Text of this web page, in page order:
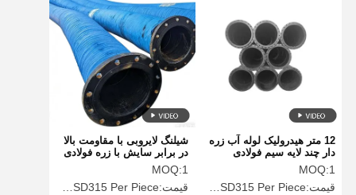
شیلنگ لایروبی با مقاومت بالا
در برابر سایش با زره فولادی
و عمر طولانی
MOQ:1
قیمت:USD70 to USD315 Per Piece
12 متر هیدرولیک لوله آب زره
دار چند لایه سیم فولادی
تقویت سریع تغییر اتصال
MOQ:1
قیمت:USD70 to USD315 Per Piece